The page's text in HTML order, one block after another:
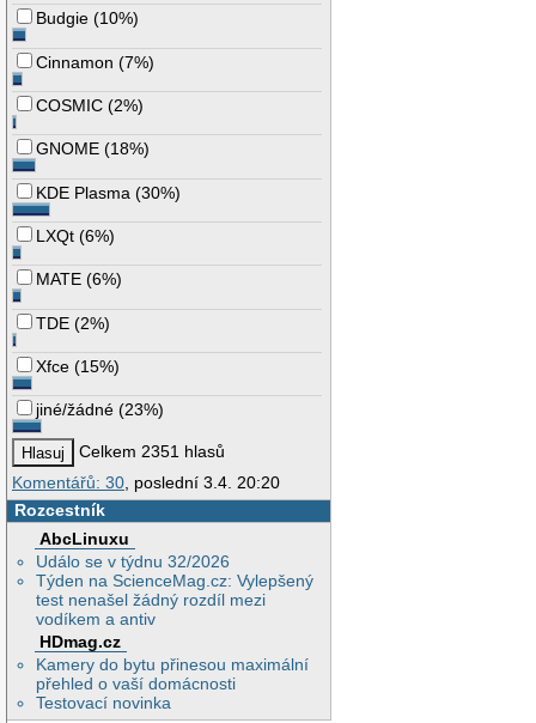
Budgie (10%)
Cinnamon (7%)
COSMIC (2%)
GNOME (18%)
KDE Plasma (30%)
LXQt (6%)
MATE (6%)
TDE (2%)
Xfce (15%)
jiné/žádné (23%)
Celkem 2351 hlasů
Komentářů: 30 , poslední 3.4. 20:20
Rozcestník
AbcLinuxu
Událo se v týdnu 32/2026
Týden na ScienceMag.cz: Vylepšený
test nenašel žádný rozdíl mezi
vodíkem a antiv
HDmag.cz
Kamery do bytu přinesou maximální
přehled o vaší domácnosti
Testovací novinka